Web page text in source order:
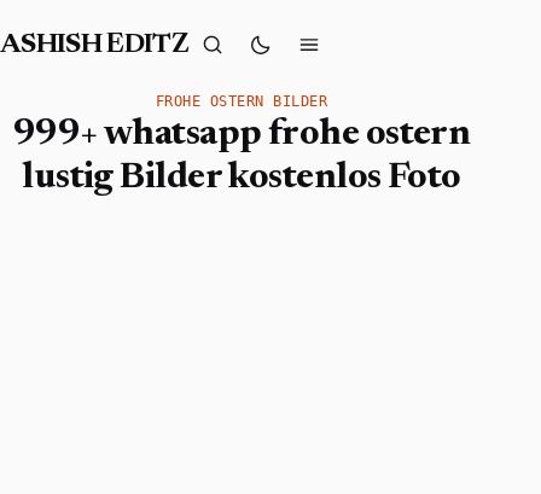
ASHISH EDITZ
FROHE OSTERN BILDER
999+ whatsapp frohe ostern
lustig Bilder kostenlos Foto